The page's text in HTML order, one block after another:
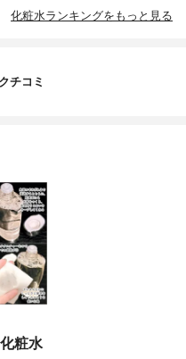
化粧水ランキングをもっと見る
チコミ
粧水